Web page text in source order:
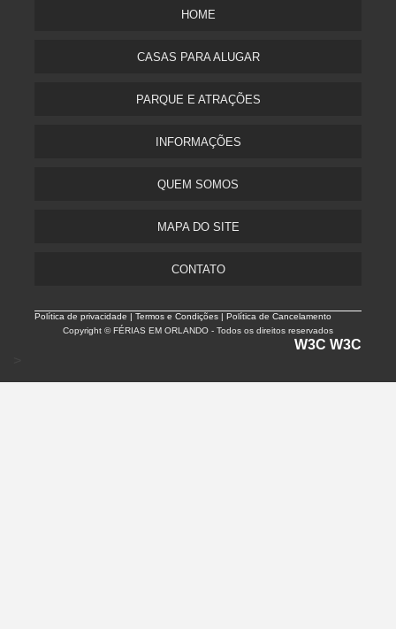
HOME
CASAS PARA ALUGAR
PARQUE E ATRAÇÕES
INFORMAÇÕES
QUEM SOMOS
MAPA DO SITE
CONTATO
Política de privacidade |Termos e Condições | Política de Cancelamento
Copyright © FÉRIAS EM ORLANDO - Todos os direitos reservados
W3C W3C